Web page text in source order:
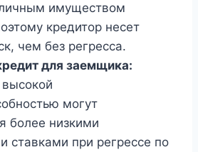
имуществом
кредитор несет
чем без регресса.
для заемщика:
могут
более низкими
ставками при регрессе по